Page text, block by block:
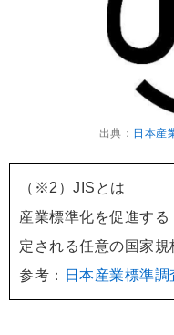
出典： 日本産
（※2）JISとは
産業標準化を促進す
定される任意の国家規
参考：
日本産業標準調